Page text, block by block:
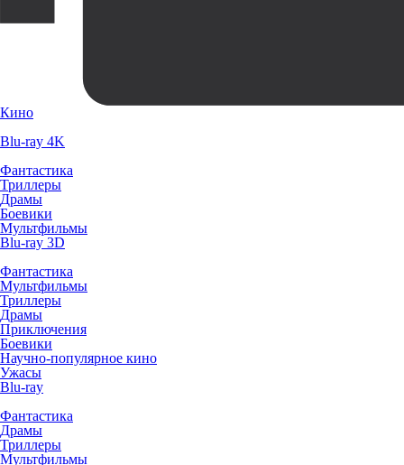
Кино
Blu-ray 4K
Фантастика
Триллеры
Драмы
Боевики
Мультфильмы
Blu-ray 3D
Фантастика
Мультфильмы
Триллеры
Драмы
Приключения
Боевики
Научно-популярное кино
Ужасы
Blu-ray
Фантастика
Драмы
Триллеры
Мультфильмы